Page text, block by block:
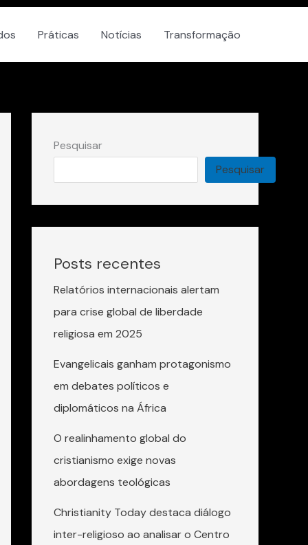
Práticas Notícias Transformação
Pesquisar
Pesquisar
Posts recentes
Relatórios internacionais alertam
para crise global de liberdade
religiosa em 2025
Evangelicais ganham protagonismo
em debates políticos e
diplomáticos na África
O realinhamento global do
cristianismo exige novas
abordagens teológicas
Christianity Today destaca diálogo
inter-religioso ao analisar o Centro